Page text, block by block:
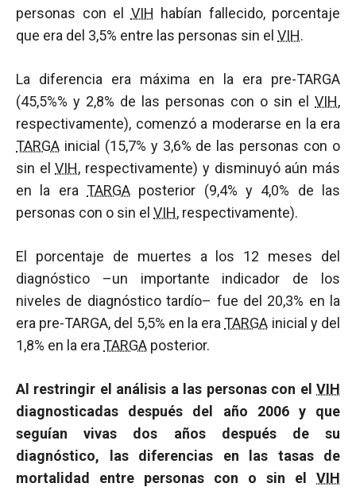
personas con el VIH habían fallecido, porcentaje
que era del 3,5% entre las personas sin el VIH.
La diferencia era máxima en la era pre-TARGA
(45,5%% y 2,8% de las personas con o sin el VIH,
respectivamente), comenzó a moderarse en la era
TARGA inicial (15,7% y 3,6% de las personas con o
sin elVIH, respectivamente) y disminuyó aún más
en la era TARGA posterior (9,4% y 4,0% de las
personas con o sin el VIH, respectivamente).
El porcentaje de muertes a los 12 meses del
diagnóstico –un importante indicador de los
niveles de diagnóstico tardío– fue del 20,3% en la
era pre-TARGA, del 5,5% en la eraTARGA inicial y del
1,8% en la era TARGA posterior.
Al restringir el análisis a las personas con el VIH
diagnosticadas después del año 2006 y que
seguían vivas dos años después de su
diagnóstico, las diferencias en las tasas de
mortalidad entre personas con o sin el VIH